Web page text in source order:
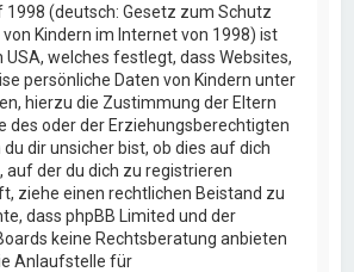
(deutsch: Gesetz zum Schutz
Kindern im Internet von 1998) ist
USA, welches festlegt, dass Websites,
persönliche Daten von Kindern unter
hierzu die Zustimmung der Eltern
des oder der Erziehungsberechtigten
dir unsicher bist, ob dies auf dich
auf der du dich zu registrieren
ziehe einen rechtlichen Beistand zu
dass phpBB Limited und der
keine Rechtsberatung anbieten
Anlaufstelle für